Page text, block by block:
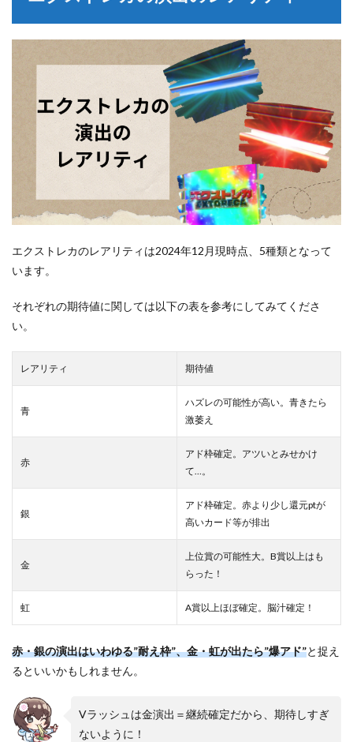
エクストレカのレアリティは2024年12月現時点、5種類となって
います。
それぞれの期待値に関しては以下の表を参考にしてみてくださ
い。
レアリティ 期待値
青
ハズレの可能性が高い。青きたら
激萎え
赤
アド枠確定。アツいとみせかけ
て…。
銀
アド枠確定。赤より少し還元ptが
高いカード等が排出
金
上位賞の可能性大。B賞以上はも
らった！
虹 A賞以上ほぼ確定。脳汁確定！
赤・銀の演出はいわゆる”耐え枠”、金・虹が出たら”爆アド”と捉え
るといいかもしれません。
Vラッシュは金演出＝継続確定だから、期待しすぎ
ないように！